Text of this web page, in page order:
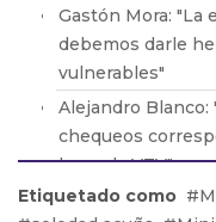
Gastón Mora: "La
debemos darle
vulnerables"
Alejandro Blanco:
chequeos
hacer la VTV"
Luciana Bilbao:
Etiquetado como